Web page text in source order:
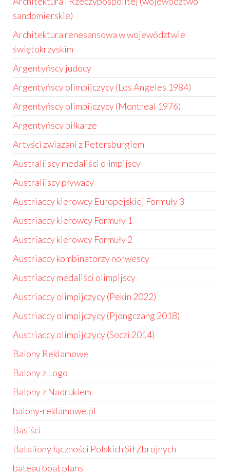
sandomierskie)
Architektura renesansowa w województwie
świętokrzyskim
Argentyńscy judocy
Argentyńscy olimpijczycy (Los Angeles 1984)
Argentyńscy olimpijczycy (Montreal 1976)
Argentyńscy piłkarze
Artyści związani z Petersburgiem
Australijscy medaliści olimpijscy
Australijscy pływacy
Austriaccy kierowcy Europejskiej Formuły 3
Austriaccy kierowcy Formuły 1
Austriaccy kierowcy Formuły 2
Austriaccy kombinatorzy norwescy
Austriaccy medaliści olimpijscy
Austriaccy olimpijczycy (Pekin 2022)
Austriaccy olimpijczycy (Pjongczang 2018)
Austriaccy olimpijczycy (Soczi 2014)
Balony Reklamowe
Balony z Logo
Balony z Nadrukiem
balony-reklamowe.pl
Basiści
Bataliony łączności Polskich Sił Zbrojnych
bateau boat plans